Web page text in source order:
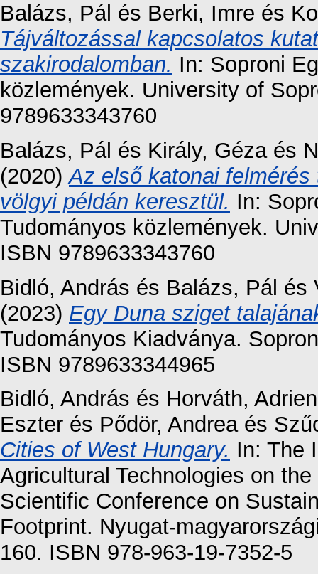
Balázs, Pál és Berki, Imre és
Tájváltozással kapcsolatos
szakirodalomban. In: Soproni
közlemények. University of
9789633343760
Balázs, Pál és Király, Gézaés
(2020)Az első katonai
völgyi példán keresztül. In:
Tudományos közlemények.
ISBN 9789633343760
Bidló, András és Balázs, Pál és
(2023) Egy Duna sziget
Tudományos Kiadványa.
ISBN 9789633344965
Bidló, András és Horváth,
Eszter és Pődör, Andreaés
Cities of West Hungary. In: The
Agricultural Technologies on
Scientific Conference on
Footprint. Nyugat-
160. ISBN 978-963-19-7352-5